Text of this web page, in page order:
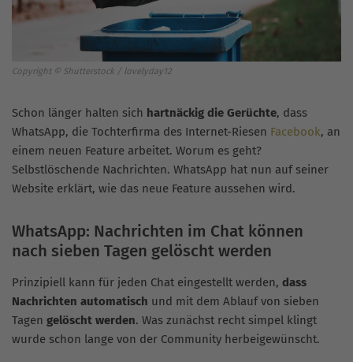
Copyright © Shutterstock / lovelyday12
Schon länger halten sich hartnäckig die Gerüchte, dass
WhatsApp, die Tochterfirma des Internet-Riesen Facebook, an
einem neuen Feature arbeitet. Worum es geht?
Selbstlöschende Nachrichten. WhatsApp hat nun auf seiner
Website erklärt, wie das neue Feature aussehen wird.
WhatsApp: Nachrichten im Chat können
nach sieben Tagen gelöscht werden
Prinzipiell kann für jeden Chat eingestellt werden, dass
Nachrichten automatisch und mit dem Ablauf von sieben
Tagen gelöscht werden. Was zunächst recht simpel klingt
wurde schon lange von der Community herbeigewünscht.